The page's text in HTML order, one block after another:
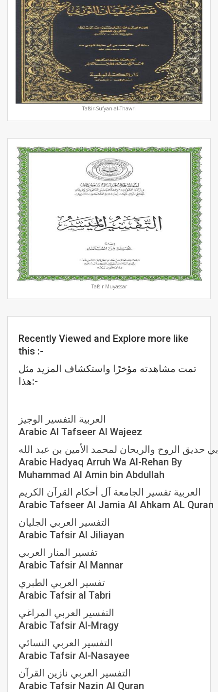
Tafsir-Sufyan-al-Thawri
Tafsir Muyassar
Recently Viewed and Explore more like
this :-
تمت مشاهدته مؤخرًا واستكشاف المزيد مثل
هذا:-
العربية التفسير الوجيز
Arabic Al Tafseer Al Wajeez
حديق الروح والريحان لمحمد الأمين بن عبد الله
Arabic Hadyaq Arruh Wa Al-Rehan By
Muhammad Al Amin bin Abdullah
العربية تفسير الجامعة آل أحكام القرآن الكريم
Arabic Tafseer Al Jamia Al Ahkam AL Quran
التفسير العربي الجليان
Arabic Tafsir Al Jiliayan
تفسير المنار العربي
Arabic Tafsir Al Mannar
تفسير العربي الطبري
Arabic Tafsir al Tabri
التفسير العربي المراغي
Arabic Tafsir Al-Mragy
التفسير العربي النسائي
Arabic Tafsir Al-Nasayee
التفسير العربي نازين القرآن
Arabic Tafsir Nazin Al Quran